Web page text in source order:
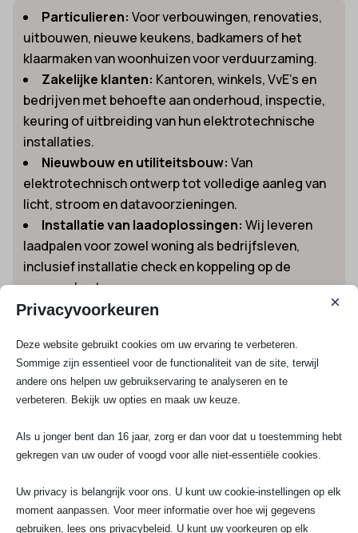
Particulieren: Voor verbouwingen, renovaties,
uitbouwen, nieuwe keukens, badkamers of het
klaarmaken van woonhuizen voor verduurzaming.
Zakelijke klanten: Kantoren, winkels, VvE’s en
bedrijven met behoefte aan onderhoud, inspectie,
keuring of uitbreiding van hun elektrotechnische
installaties.
Nieuwbouw en utiliteitsbouw: Van
elektrotechnisch ontwerp tot volledige aanleg van
licht, stroom en datavoorzieningen.
Installatie van laadoplossingen: Wij leveren
laadpalen voor zowel woning als bedrijfsleven,
inclusief installatie check en koppeling op de
groepenkast.
Voorbeelden van installaties en klussen in
Zuidschermer
Of je nu een stopcontact wilt laten verplaatsen, een
nieuwe groepenkast nodig hebt voor de
keukenrenovatie of een krachtstroomaansluiting
tot Z. Onlangs hebben we een volledig nieuwe
elektrische installatie opgeleverd in een monumentale
domotica en ledverlichting via Busch-Jaeger. Ook
bedrijven als VvE Zuidschermer en installatieprojecten
op het bedrijventerrein Middenwaard werken graag
Privacyvoorkeuren ×
Deze website gebruikt cookies om uw ervaring te verbeteren.
Sommige zijn essentieel voor de functionaliteit van de site, terwijl
andere ons helpen uw gebruikservaring te analyseren en te
verbeteren. Bekijk uw opties en maak uw keuze.
Als u jonger bent dan 16 jaar, zorg er dan voor dat u toestemming hebt
gekregen van uw ouder of voogd voor alle niet-essentiële cookies.
Uw privacy is belangrijk voor ons. U kunt uw cookie-instellingen op elk
moment aanpassen. Voor meer informatie over hoe wij gegevens
gebruiken, lees ons privacybeleid. U kunt uw voorkeuren op elk